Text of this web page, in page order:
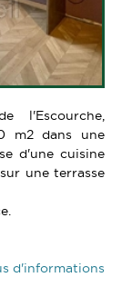
l'Escourche,
m2 dans une
d'une cuisine
une terrasse
d'informations